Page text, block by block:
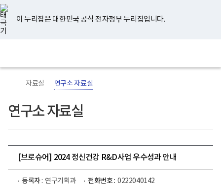
너
비
767px
이
하
이 누리집은 대한민국 공식 전자정부 누리집입니다.
지
검
메
홈
자료실 연구소 자료실
연구소 자료실
[브로슈어] 2024 정신건강 R&D사업 우수성과 안내
등록자 : 연구기획과 전화번호 : 0222040142
유
튜
브
페
이
스
북
인
스
타
그
램
블
로
그